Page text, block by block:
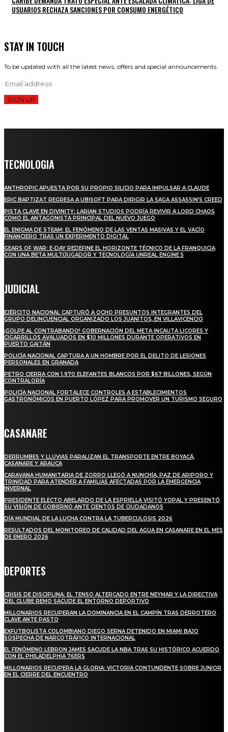
USUARIOS RECHAZA SANCIONES POR CONSUMO ENERGÉTICO
STAY IN TOUCH
To be updated with all the latest news, offers and special announcements.
SIGN UP
TECNOLOGIA
ANTHROPIC APUESTA POR SU PROPIO SILICIO PARA IMPULSAR A CLAUDE
ERIC BAPTIZAT REGRESA A UBISOFT PARA DIRIGIR LA SAGA ASSASSIN’S CREED
PISTA CLAVE EN DIVINITY: LARIAN STUDIOS PODRÍA REVIVIR A LORD CHAOS
COMO EL ANTAGONISTA PRINCIPAL DEL NUEVO JUEGO
EL ENIGMA DE STEAM: EL FENÓMENO DE LAS VENTAS MASIVAS Y EL VACÍO
FINANCIERO TRAS UN EXPERIMENTO DIGITAL
GEARS OF WAR: E-DAY REDEFINE EL HORIZONTE TÉCNICO DE LA FRANQUICIA
CON UNA BETA MULTIJUGADOR Y TECNOLOGÍA UNREAL ENGINE 5
JUDICIAL
EJÉRCITO NACIONAL CAPTURÓ A OCHO PRESUNTOS INTEGRANTES DEL
GRUPO DELINCUENCIAL ORGANIZADO LOS JUANITOS, EN VILLAVICENCIO
¡GOLPE AL CONTRABANDO! GOBERNACIÓN DEL META INCAUTA LICORES Y
CIGARRILLOS AVALUADOS EN $10 MILLONES DURANTE OPERATIVOS EN
PUERTO GAITÁN
POLICÍA NACIONAL CAPTURA A UN HOMBRE POR EL DELITO DE LESIONES
PERSONALES EN GRANADA
PETRO CIERRA CON 1.970 ELEFANTES BLANCOS POR $67 BILLONES, SEGÚN
CONTRALORÍA
POLICÍA NACIONAL FORTALECE CONTROLES A ESTABLECIMIENTOS
GASTRONÓMICOS EN PUERTO LÓPEZ PARA PROMOVER UN TURISMO SEGURO
CASANARE
DERRUMBES Y LLUVIAS PARALIZAN EL TRANSPORTE ENTRE BOYACÁ,
CASANARE Y ARAUCA
CARAVANA HUMANITARIA DE ZORRO LLEGÓ A NUNCHÍA, PAZ DE ARIPORO Y
TRINIDAD PARA ATENDER A FAMILIAS AFECTADAS POR LA EMERGENCIA
INVERNAL
PRESIDENTE ELECTO ABELARDO DE LA ESPRIELLA VISITÓ YOPAL Y PRESENTÓ
SU VISIÓN DE GOBIERNO ANTE CIENTOS DE CIUDADANOS
DÍA MUNDIAL DE LA LUCHA CONTRA LA TUBERCULOSIS 2026
RESULTADOS DEL MONITOREO DE CALIDAD DEL AGUA EN CASANARE EN EL MES
DE ENERO 2026
DEPORTES
CRISIS DE DISCIPLINA: EL TENSO ALTERCADO ENTRE NEYMAR Y LA DIRECTIVA
DEL CLUBE REMO SACUDE EL ENTORNO DEPORTIVO
MILLONARIOS RECUPERAN LA DOMINANCIA EN EL CAMPÍN TRAS DERROTERO
CLAVE ANTE PASTO
EXFUTBOLISTA COLOMBIANO DIEGO SERNA DETENIDO EN MIAMI BAJO
SOSPECHA DE NARCOTRÁFICO INTERNACIONAL
EL FENÓMENO LEBRON JAMES SACUDE LA NBA TRAS SU HISTÓRICO ACUERDO
CON EL PHILADELPHIA 76ERS
MILLONARIOS RECUPERA LA GLORIA: VICTORIA CONTUNDENTE SOBRE JUNIOR
EN EL CIERRE DEL ENCUENTRO